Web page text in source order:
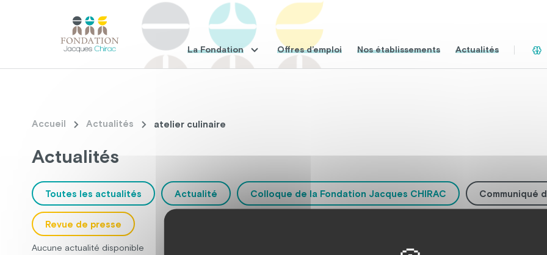
La Fondation Offres d’emploi Nos établissements Actualités
Accueil Actualités atelier culinaire
Actualités
Toutes les actualités Actualité Colloque de la Fondation Jacques CHIRAC Communiqué
Revue de presse
Aucune actualité disponible